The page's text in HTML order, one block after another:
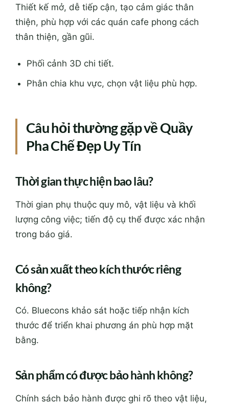
Thiết kế mở, dễ tiếp cận, tạo cảm giác thân
thiện, phù hợp với các quán cafe phong cách
thân thiện, gần gũi.
Phối cảnh 3D chi tiết.
Phân chia khu vực, chọn vật liệu phù hợp.
Câu hỏi thường gặp về Quầy
Pha Chế Đẹp Uy Tín
Thời gian thực hiện bao lâu?
Thời gian phụ thuộc quy mô, vật liệu và khối
lượng công việc; tiến độ cụ thể được xác nhận
trong báo giá.
Có sản xuất theo kích thước riêng
không?
Có. Bluecons khảo sát hoặc tiếp nhận kích
thước để triển khai phương án phù hợp mặt
bằng.
Sản phẩm có được bảo hành không?
Chính sách bảo hành được ghi rõ theo vật liệu,